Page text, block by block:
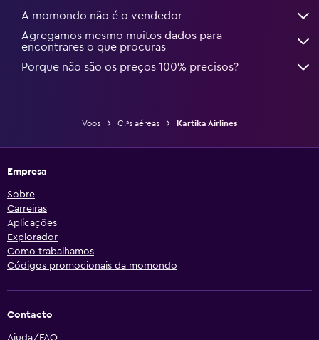
A momondo não é o vendedor
Agregamos mesmo muitos dados para
encontrares o que procuras
Porque não são os preços 100% precisos?
Voos C.ªs aéreas Kartika Airlines
Empresa
Sobre
Carreiras
Aplicações
Explorador
Como trabalhamos
Códigos promocionais da momondo
Contacto
Ajuda/FAQ